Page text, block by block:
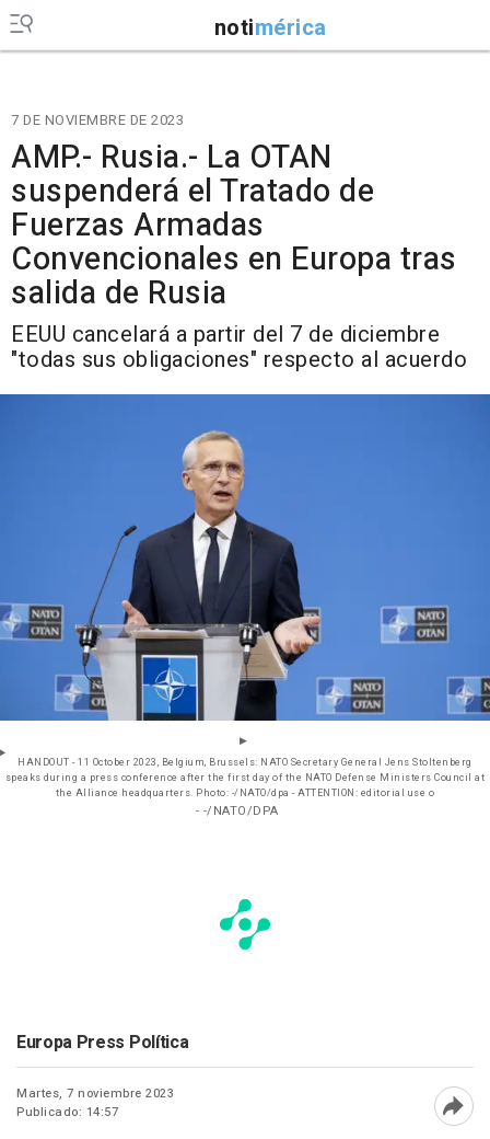
notimérica
7 DE NOVIEMBRE DE 2023
AMP.- Rusia.- La OTAN
suspenderá el Tratado de
Fuerzas Armadas
Convencionales en Europa tras
salida de Rusia
EEUU cancelará a partir del 7 de diciembre
"todas sus obligaciones" respecto al acuerdo
HANDOUT - 11 October 2023, Belgium, Brussels: NATO Secretary General Jens Stoltenberg
speaks during a press conference after the first day of the NATO Defense Ministers Council at
the Alliance headquarters. Photo: -/NATO/dpa - ATTENTION: editorial use o
- -/NATO/DPA
Europa Press Política
Martes, 7 noviembre 2023
Publicado: 14:57